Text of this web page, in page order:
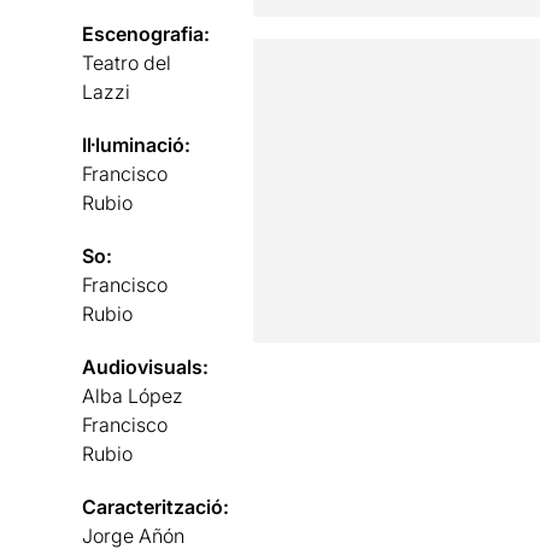
Escenografia:
Teatro del
Lazzi
Il·luminació:
Francisco
Rubio
So:
Francisco
Rubio
Audiovisuals:
Alba López
Francisco
Rubio
Caracterització:
Jorge Añón